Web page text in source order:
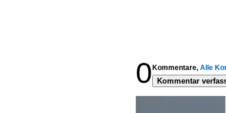
0 Kommentare, Alle
Kommentar